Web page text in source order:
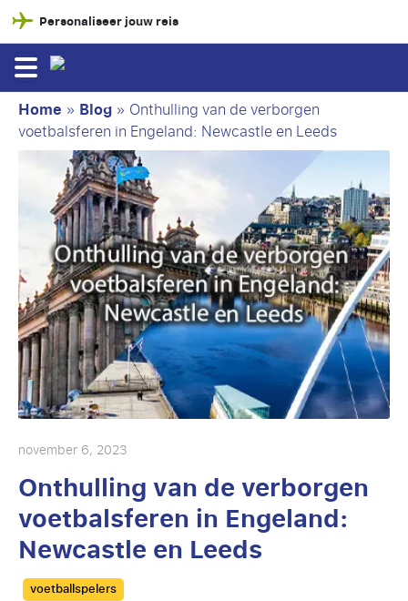
Personaliseer jouw reis
Home » Blog » Onthulling van de verborgen
voetbalsferen in Engeland: Newcastle en Leeds
november 6, 2023
Onthulling van de verborgen
voetbalsferen in Engeland:
Newcastle en Leeds
Categories
voetballspelers